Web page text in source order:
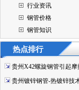
行业资讯
钢管价格
钢管知识
热点排行
贵州X42螺旋钢管引起
贵州镀锌钢管-热镀锌技